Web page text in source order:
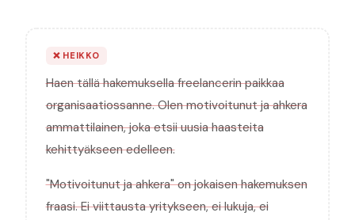
❌HEIKKO
Haen tällä hakemuksella freelancerin paikkaa
organisaatiossanne. Olen motivoitunut ja ahkera
ammattilainen, joka etsii uusia haasteita
kehittyäkseen edelleen.
"Motivoitunut ja ahkera" on jokaisen hakemuksen
fraasi. Ei viittausta yritykseen, ei lukuja, ei